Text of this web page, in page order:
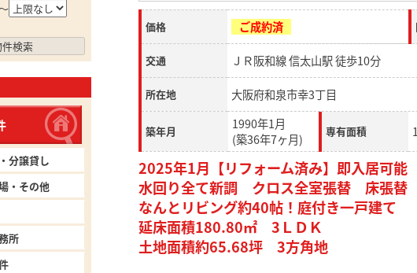
価格 ご成約済
交通 ＪＲ阪和線 信太山駅 徒歩10分
所在地 大阪府和泉市幸3丁目
築年月
1990年1月
(築36年7ヶ月)
専有面積
2025年1月【リフォーム済み】即入居可能
水回り全て新調 クロス全室張替 床張替
なんとリビング約40帖！庭付き一戸建て
延床面積180.80㎡ 3ＬＤＫ
土地面積約65.68坪 3方角地
分譲貸し
・その他
所